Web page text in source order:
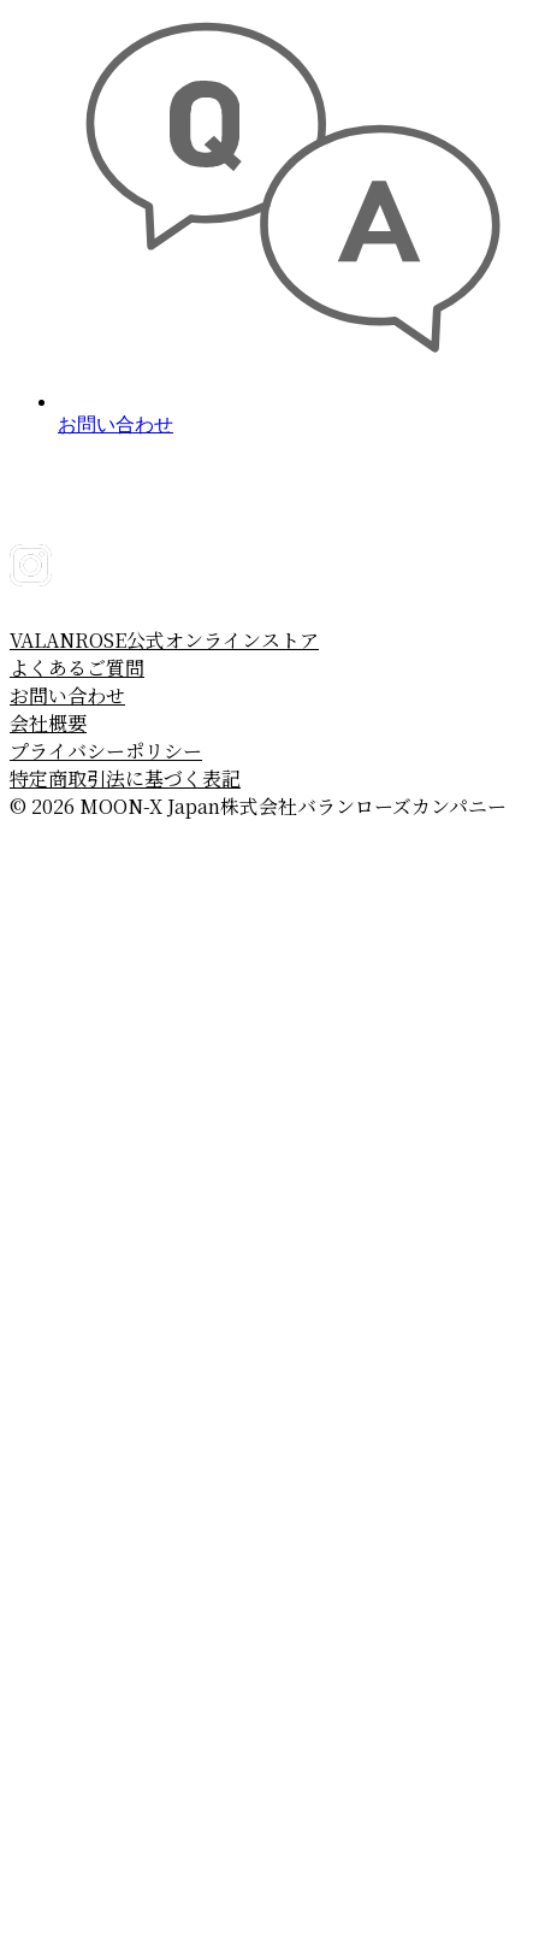
お問い合わせ
VALANROSE公式オンラインストア
よくあるご質問
お問い合わせ
会社概要
プライバシーポリシー
特定商取引法に基づく表記
© 2026 MOON-X Japan株式会社バランローズカンパニー